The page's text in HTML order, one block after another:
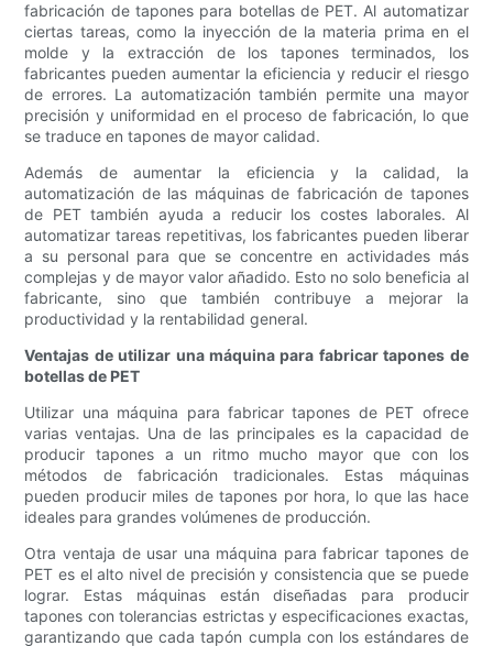
fabricación de tapones para botellas de PET. Al automatizar
ciertas tareas, como la inyección de la materia prima en el
molde y la extracción de los tapones terminados, los
fabricantes pueden aumentar la eficiencia y reducir el riesgo
de errores. La automatización también permite una mayor
precisión y uniformidad en el proceso de fabricación, lo que
se traduce en tapones de mayor calidad.
Además de aumentar la eficiencia y la calidad, la
automatización de las máquinas de fabricación de tapones
de PET también ayuda a reducir los costes laborales. Al
automatizar tareas repetitivas, los fabricantes pueden liberar
a su personal para que se concentre en actividades más
complejas y de mayor valor añadido. Esto no solo beneficia al
fabricante, sino que también contribuye a mejorar la
productividad y la rentabilidad general.
Ventajas de utilizar una máquina para fabricar tapones de
botellas de PET
Utilizar una máquina para fabricar tapones de PET ofrece
varias ventajas. Una de las principales es la capacidad de
producir tapones a un ritmo mucho mayor que con los
métodos de fabricación tradicionales. Estas máquinas
pueden producir miles de tapones por hora, lo que las hace
ideales para grandes volúmenes de producción.
Otra ventaja de usar una máquina para fabricar tapones de
PET es el alto nivel de precisión y consistencia que se puede
lograr. Estas máquinas están diseñadas para producir
tapones con tolerancias estrictas y especificaciones exactas,
garantizando que cada tapón cumpla con los estándares de